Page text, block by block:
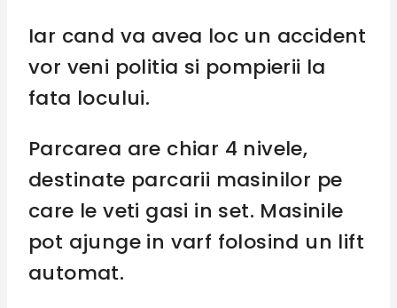
Iar cand va avea loc un accident
vor veni politia si pompierii la
fata locului.
Parcarea are chiar 4 nivele,
destinate parcarii masinilor pe
care le veti gasi in set. Masinile
pot ajunge in varf folosind un lift
automat.